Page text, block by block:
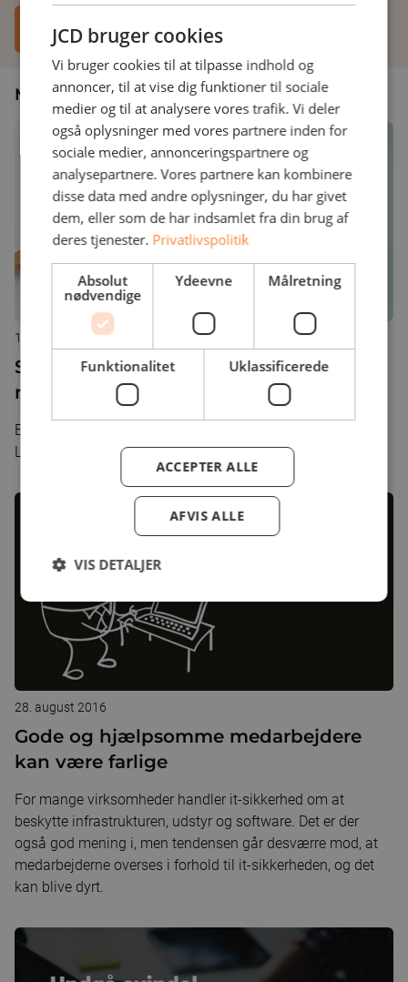
Måske du er interesseret i en anden artikel?
12. januar 2021
Sådan sparer du tusindvis af kroner
med en Disaster Recovery Plan
Er uhelder ude er en Disaster Recovery Plan nødvendig.
Læs alt du skal vide her.
28. august 2016
Gode og hjælpsomme medarbejdere
kan være farlige
For mange virksomheder handler it-sikkerhed om at
beskytte infrastrukturen, udstyr og software. Det er der
også god mening i, men tendensen går desværre mod, at
medarbejderne overses i forhold til it-sikkerheden, og det
kan blive dyrt.
JCD bruger cookies
Vi bruger cookies til at tilpasse indhold og
annoncer, til at vise dig funktioner til sociale
medier og til at analysere vores trafik. Vi deler
også oplysninger med vores partnere inden for
sociale medier, annonceringspartnere og
analysepartnere. Vores partnere kan kombinere
disse data med andre oplysninger, du har givet
dem, eller som de har indsamlet fra din brug af
deres tjenester. Privatlivspolitik
Absolut
nødvendige
Ydeevne Målretning
Funktionalitet Uklassificerede
ACCEPTER ALLE
AFVIS ALLE
VIS DETALJER